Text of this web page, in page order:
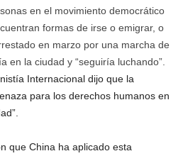
en el movimiento democrático
formas de irse o emigrar, o
en marzo por una marcha de
en la ciudad y “seguiría luchando”.
Internacional dijo que la
para los derechos humanos en
que China ha aplicado esta